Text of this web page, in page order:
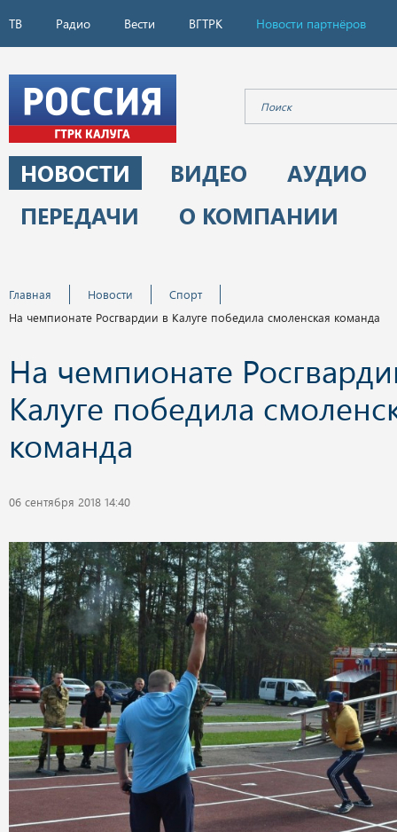
ТВ Радио Вести ВГТРК Новости партнёров
НОВОСТИ ВИДЕО
АУДИО
ПЕРЕДАЧИ
О КОМПАНИИ
Главная Новости
Спорт
На чемпионате Росгвардии в Калуге победила смоленская команда
На чемпионате
Калуге победила
команда
06 сентября 2018 14:40